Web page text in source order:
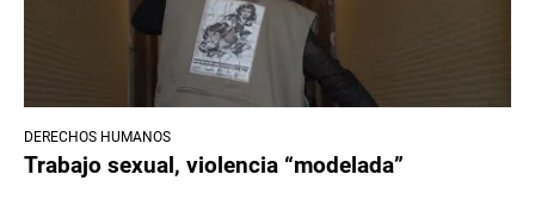
DERECHOS HUMANOS
Trabajo sexual, violencia “modelada”